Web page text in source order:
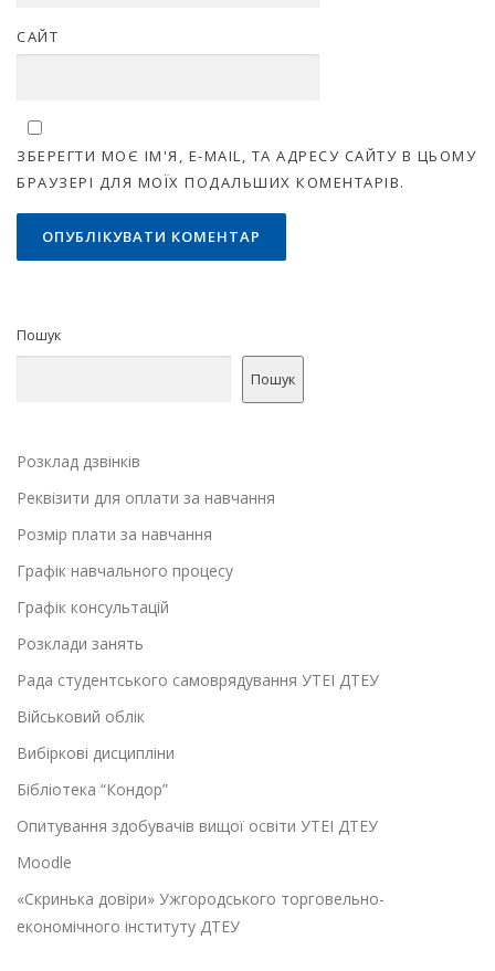
САЙТ
ЗБЕРЕГТИ МОЄ ІМ'Я, E-MAIL, ТА АДРЕСУ САЙТУ В ЦЬОМУ
БРАУЗЕРІ ДЛЯ МОЇХ ПОДАЛЬШИХ КОМЕНТАРІВ.
Пошук
Пошук
Розклад дзвінків
Реквізити для оплати за навчання
Розмір плати за навчання
Графік навчального процесу
Графік консультацій
Розклади занять
Рада студентського самоврядування УТЕІ ДТЕУ
Військовий облік
Вибіркові дисципліни
Бібліотека “Кондор”
Опитування здобувачів вищої освіти УТЕІ ДТЕУ
Moodle
«Скринька довіри» Ужгородського торговельно-
економічного інституту ДТЕУ